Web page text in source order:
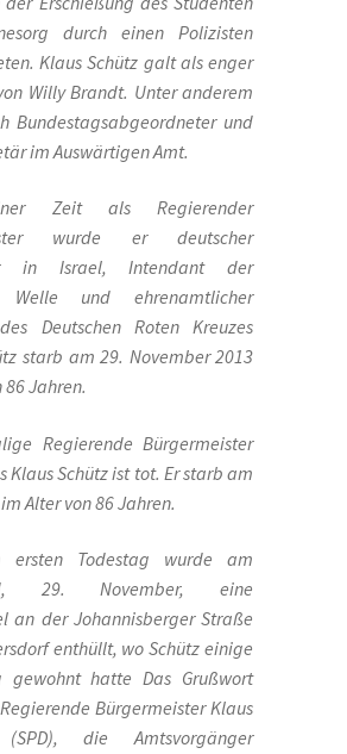
Fermor
Zwanziger Jahre
Konsortium
Sur-Mer
1931
HANSJÖRG WAGNER
durch einen Polizisten
Klaus Schütz galt als enger
Willy Brandt. Unter anderem
Bundestagsabgeordneter und
im Auswärtigen Amt.
Zeit als Regierender
wurde er deutscher
in Israel, Intendant der
Welle und ehrenamtlicher
Deutschen Roten Kreuzes
starb am 29. November 2013
Jahren.
Regierende Bürgermeister
Klaus Schütz ist tot. Er starb am
Alter von 86 Jahren.
ersten Todestag wurde am
29. November, eine
an der Johannisberger Straße
enthüllt, wo Schütz einige
gewohnt hatte Das Grußwort
Bürgermeister Klaus
(SPD), die Amtsvorgänger